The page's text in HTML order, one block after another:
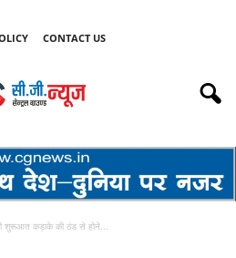
CONTACT US
की शुरूआत कड़ाके की ठंड से होने...